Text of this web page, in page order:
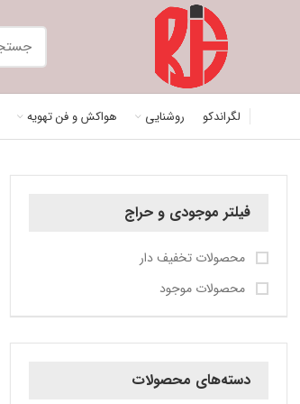
لگراندکو روشنایی هواکش و فن تهویه
فیلتر موجودی و حراج
محصولات تخفیف دار
محصولات موجود
دسته‌های محصولات